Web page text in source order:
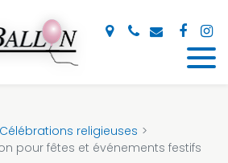
Célébrations religieuses
pour fêtes et événements festifs